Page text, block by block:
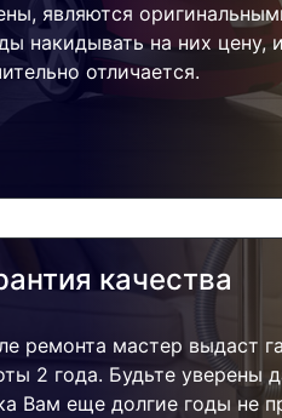
являются
накидывать на них цену,
отличается.
качества
ремонта мастер выдаст
2 года. Будьте уверены
Вам еще долгие годы не